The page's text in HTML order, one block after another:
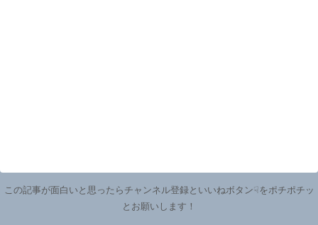
この記事が面白いと思ったらチャンネル登録といいねボタン☟をポチポチッ
とお願いします！